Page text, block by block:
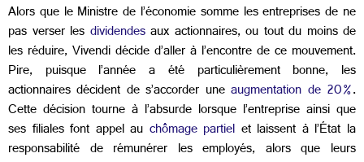
Alors que le Ministre de l’économie somme les entreprises de ne
pas verser les dividendesaux actionnaires, ou tout du moins de
les réduire, Vivendi décide d’aller à l’encontre de ce mouvement.
Pire, puisque l’année a été particulièrement bonne, les
actionnaires décident de s’accorder uneaugmentation de 20%.
Cette décision tourne à l’absurde lorsque l’entreprise ainsi que
ses filiales font appel au chômage partiel et laissent à l’État la
responsabilité de rémunérer les employés, alors que leurs